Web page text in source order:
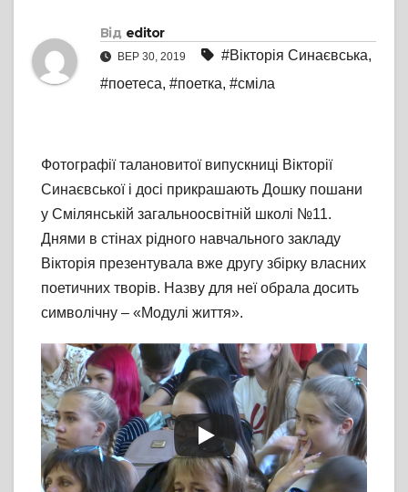
Від editor
ВЕР 30, 2019 #Вікторія Синаєвська,
#поетеса, #поетка, #сміла
Фотографії талановитої випускниці Вікторії
Синаєвської і досі прикрашають Дошку пошани
у Смілянській загальноосвітній школі №11.
Днями в стінах рідного навчального закладу
Вікторія презентувала вже другу збірку власних
поетичних творів. Назву для неї обрала досить
символічну – «Модулі життя».